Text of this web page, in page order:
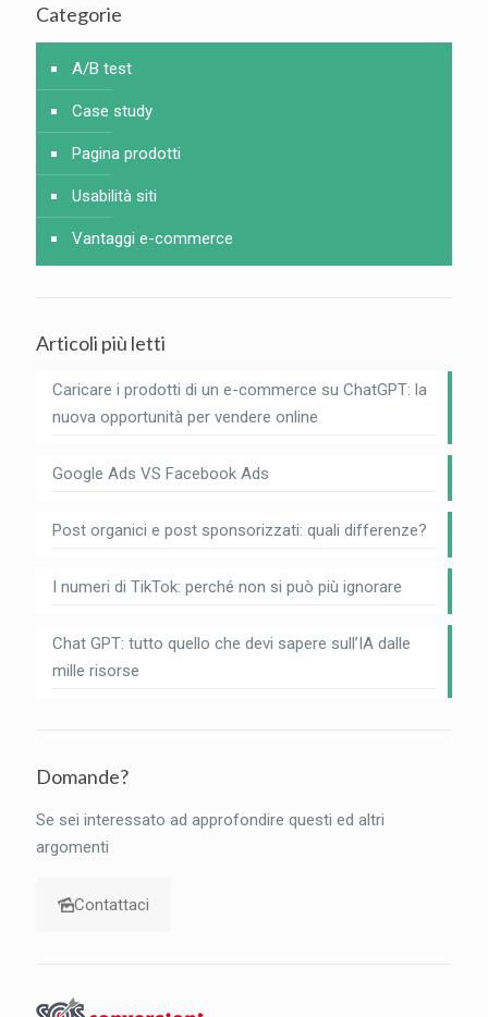
Categorie
A/B test
Case study
Pagina prodotti
Usabilità siti
Vantaggi e-commerce
Articoli più letti
Caricare i prodotti di un e-commerce su ChatGPT: la
nuova opportunità per vendere online
Google Ads VS Facebook Ads
Post organici e post sponsorizzati: quali differenze?
I numeri di TikTok: perché non si può più ignorare
Chat GPT: tutto quello che devi sapere sull’IA dalle
mille risorse
Domande?
Se sei interessato ad approfondire questi ed altri
argomenti
Contattaci